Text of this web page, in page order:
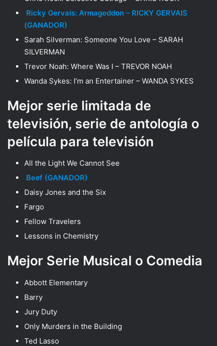
Ricky Gervais: Armageddon – RICKY GERVAIS
(GANADOR)
Sarah Silverman: Someone You Love – SARAH
SILVERMAN
Trevor Noah: Where Was I – TREVOR NOAH
Wanda Sykes: I’m an Entertainer – WANDA SYKES
Mejor serie limitada de
televisión, serie de antología o
película para televisión
All the Light We Cannot See
Beef (GANADOR)
Daisy Jones and the Six
Fargo
Fellow Travelers
Lessons in Chemistry
Mejor Serie Musical o Comedia
Abbott Elementary
Barry
Jury Duty
Only Murders in the Building
Ted Lasso